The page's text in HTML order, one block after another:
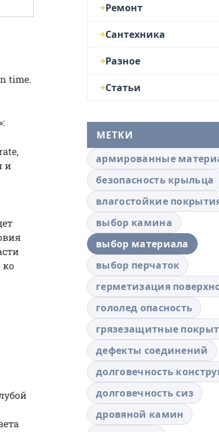
time.
и
ко
Ремонт
Сантехника
Разное
Статьи
МЕТКИ
армированные
безопасность крыльца
влагостойкие
выбор камина
выбор материала
выбор перчаток
герметизация
гололед опасность
грязезащитные
дефекты соединений
долговечность
долговечность сиз
дровяной камин